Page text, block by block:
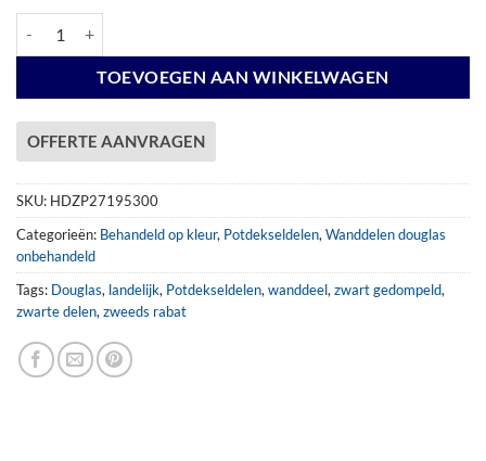
TOEVOEGEN AAN WINKELWAGEN
OFFERTE AANVRAGEN
SKU: HDZP27195300
Categorieën: Behandeld op kleur, Potdekseldelen,Wanddelen douglas
onbehandeld
Tags: Douglas, landelijk, Potdekseldelen,wanddeel,zwart gedompeld,
zwarte delen,zweeds rabat